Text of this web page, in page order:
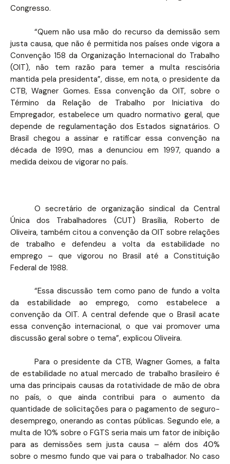
Congresso.
“Quem não usa mão do recurso da demissão sem
justa causa, que não é permitida nos países onde vigora a
Convenção 158 da Organização Internacional do Trabalho
(OIT), não tem razão para temer a multa rescisória
mantida pela presidenta”, disse, em nota, o presidente da
CTB, Wagner Gomes. Essa convenção da OIT, sobre o
Término da Relação de Trabalho por Iniciativa do
Empregador, estabelece um quadro normativo geral, que
depende de regulamentação dos Estados signatários. O
Brasil chegou a assinar e ratificar essa convenção na
década de 1990, mas a denunciou em 1997, quando a
medida deixou de vigorar no país.
O secretário de organização sindical da Central
Única dos Trabalhadores (CUT) Brasília, Roberto de
Oliveira, também citou a convenção da OIT sobre relações
de trabalho e defendeu a volta da estabilidade no
emprego – que vigorou no Brasil até a Constituição
Federal de 1988.
“Essa discussão tem como pano de fundo a volta
da estabilidade ao emprego, como estabelece a
convenção da OIT. A central defende que o Brasil acate
essa convenção internacional, o que vai promover uma
discussão geral sobre o tema”, explicou Oliveira.
Para o presidente da CTB, Wagner Gomes, a falta
de estabilidade no atual mercado de trabalho brasileiro é
uma das principais causas da rotatividade de mão de obra
no país, o que ainda contribui para o aumento da
quantidade de solicitações para o pagamento de seguro-
desemprego, onerando as contas públicas. Segundo ele, a
multa de 10% sobre o FGTS seria mais um fator de inibição
para as demissões sem justa causa – além dos 40%
sobre o mesmo fundo que vai para o trabalhador. No caso